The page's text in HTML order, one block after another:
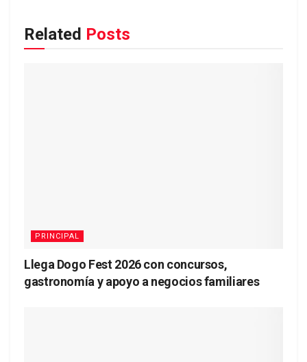
Related Posts
PRINCIPAL
Llega Dogo Fest 2026 con concursos,
gastronomía y apoyo a negocios familiares